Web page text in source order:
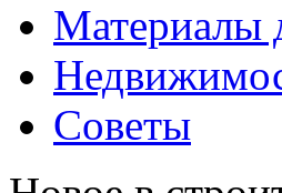
Материалы
Советы